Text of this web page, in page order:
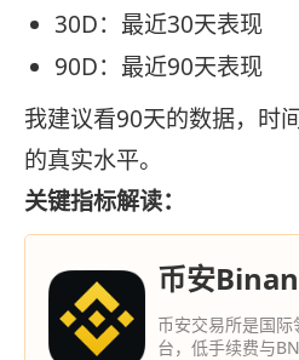
30D：最近30天表现
90D：最近90天表现
我建议看90天的数据，时
的真实水平。
关键指标解读：
币安
币安交易所是国
台，低手续费与